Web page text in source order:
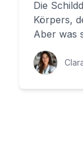
Die
Körpers,
Aber was
wie